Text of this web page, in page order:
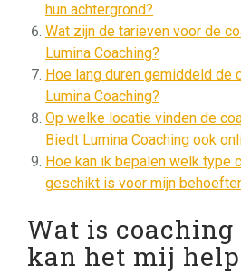
hun achtergrond?
Wat zijn de tarieven voor de
Lumina Coaching?
Hoe lang duren gemiddeld de
Lumina Coaching?
Op welke locatie vinden de
Biedt Lumina Coaching ook
Hoe kan ik bepalen welk type
geschikt is voor mijn
Wat is coaching
kan het mij